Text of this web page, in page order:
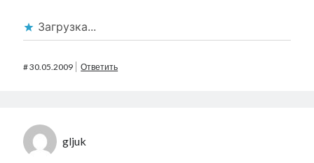
Загрузка...
#30.05.2009 Ответить
gljuk